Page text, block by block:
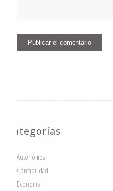
Categorías
Autónomos
Contabilidad
Economía